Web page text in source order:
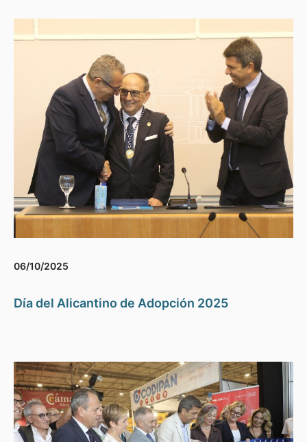
06/10/2025
Día del Alicantino de Adopción 2025